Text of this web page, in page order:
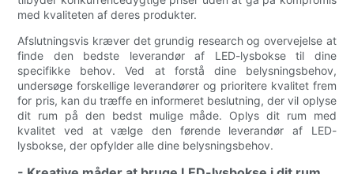
med kvaliteten af ​​deres produkter.
Afslutningsvis kræver det grundig research og overvejelse at
finde den bedste leverandør af LED-lysbokse til dine
specifikke behov. Ved at forstå dine belysningsbehov,
undersøge forskellige leverandører og prioritere kvalitet frem
for pris, kan du træffe en informeret beslutning, der vil oplyse
dit rum på den bedst mulige måde. Oplys dit rum med
kvalitet ved at vælge den førende leverandør af LED-
lysbokse, der opfylder alle dine belysningsbehov.